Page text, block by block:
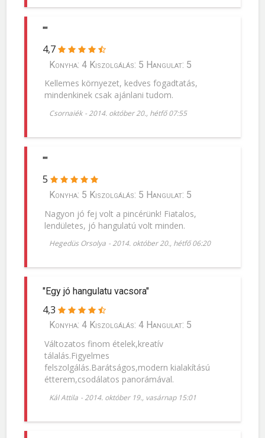
""
4,7
Konyha: 4 Kiszolgálás: 5 Hangulat: 5
Kellemes környezet, kedves fogadtatás,
mindenkinek csak ajánlani tudom.
Csornaiék -2014. október 20., hétfő 07:55
""
5
Konyha: 5 Kiszolgálás: 5 Hangulat: 5
Nagyon jó fej volt a pincérünk! Fiatalos,
lendületes, jó hangulatú volt minden.
Hegedüs Orsolya -2014. október 20., hétfő 06:20
"Egy jó hangulatu vacsora"
4,3
Konyha: 4 Kiszolgálás: 4 Hangulat: 5
Változatos finom ételek,kreatív
tálalás.Figyelmes
felszolgálás.Barátságos,modern kialakítású
étterem,csodálatos panorámával.
Kál Attila -2014. október 19., vasárnap 15:01